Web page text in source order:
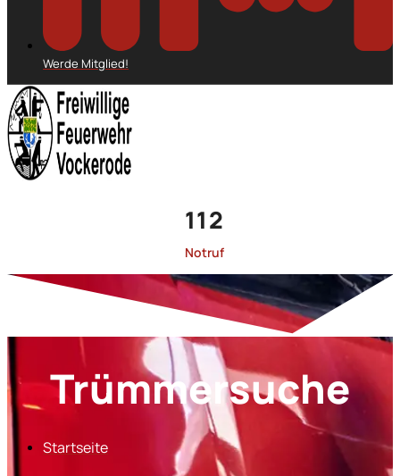
Werde Mitglied!
112
Notruf
Trümmersuche
Startseite